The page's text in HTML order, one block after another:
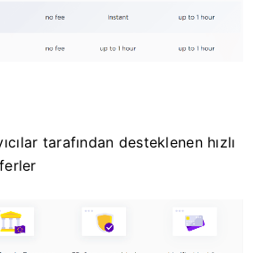
tarafından desteklenen hızlı